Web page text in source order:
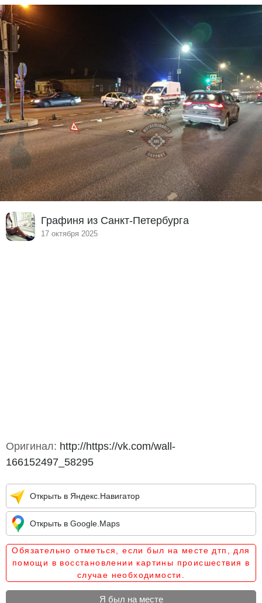
Графиня из Санкт-Петербурга
17 октября 2025
Оригинал: http://https://vk.com/wall-
166152497_58295
Открыть в Яндекс.Навигатор
Открыть в Google.Maps
Обязательно отметься, если был на месте дтп, для
помощи в восстановлении картины происшествия в
случае необходимости.
Я был на месте